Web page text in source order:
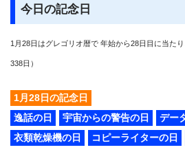
今日の記念日
1月28日はグレゴリオ暦で 年始から28日目に当た
338日）
1月28日の記念日
逸話の日
宇宙からの警告の日
デー
衣類乾燥機の日
コピーライターの日